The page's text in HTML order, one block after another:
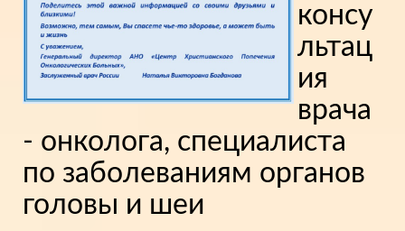
консу
льтац
ия
врача
- онколога, специалиста
по заболеваниям органов
головы и шеи